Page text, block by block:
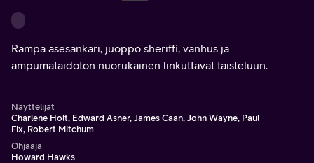
Rampa asesankari, juoppo sheriffi, vanhus ja
ampumataidoton nuorukainen linkuttavat taisteluun.
Näyttelijät
Charlene Holt, Edward Asner, James Caan, John Wayne, Paul
Fix, Robert Mitchum
Ohjaaja
Howard Hawks